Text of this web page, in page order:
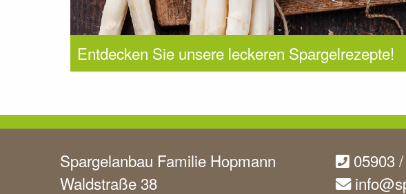
Entdecken Sie unsere leckeren Spargelrezepte!
Spargelanbau Familie Hopmann
Waldstraße 38
05903